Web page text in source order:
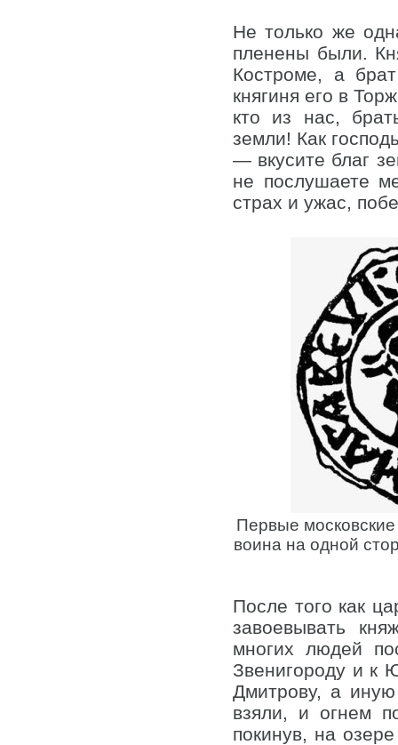
Не только же
пленены были.
Костроме, а
княгиня его в
кто из нас,
земли! Как
— вкусите благ
не послушаете
страх и ужас,
Первые
воина на одной
После того как
завоевывать
многих людей
Звенигороду и к
Дмитрову, а
взяли, и огнем
покинув, на